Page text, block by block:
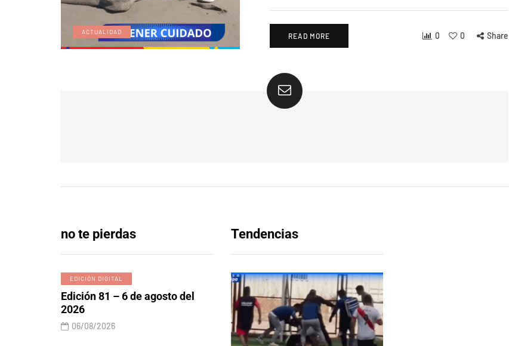
ACTUALIDAD READ MORE 0 0 Share
no te pierdas
EDICIÓN DIGITAL
Edición 81 – 6 de agosto del
2026
06/08/2026
Tendencias